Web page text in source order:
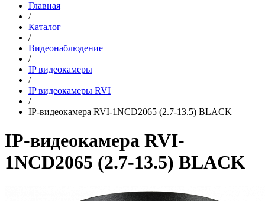
Главная
/
Каталог
/
Видеонаблюдение
/
IP видеокамеры
/
IP видеокамеры RVI
/
IP-видеокамера RVI-1NCD2065 (2.7-13.5) BLACK
IP-видеокамера RVI-
1NCD2065 (2.7-13.5) BLACK